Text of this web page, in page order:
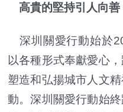
高貴的堅持引人向善
深圳關愛行動始於
以各種形式奉獻愛心
塑造和弘揚城市人文
動。深圳關愛行動始